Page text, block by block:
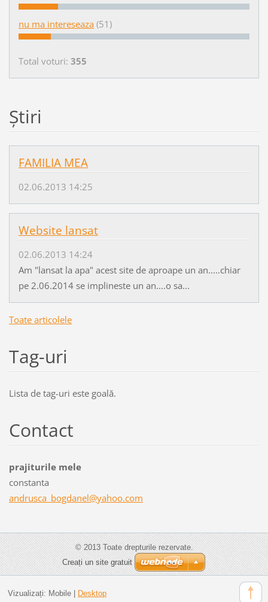
nu ma intereseaza (51)
Total voturi: 355
Ştiri
FAMILIA MEA
02.06.2013 14:25
Website lansat
02.06.2013 14:24
Am "lansat la apa" acest site de aproape un an.....chiar
pe 2.06.2014 se implineste un an....o sa...
Toate articolele
Tag-uri
Lista de tag-uri este goală.
Contact
prajiturile mele
constanta
andrusca_bogdanel@yahoo.com
© 2013 Toate drepturile rezervate.
Creați un site gratuit
Vizualizați: Mobile| Desktop